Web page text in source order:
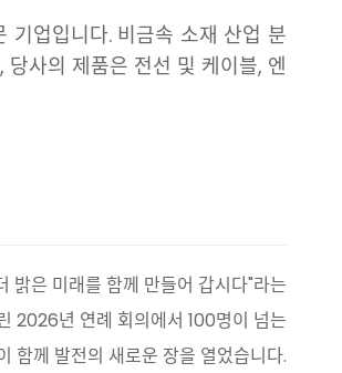
기업입니다. 비금속 소재 산업 분
사의 제품은 전선 및 케이블, 엔
밝은 미래를 함께 만들어 갑시다"라는
2026년 연례 회의에서 100명이 넘는
함께 발전의 새로운 장을 열었습니다.